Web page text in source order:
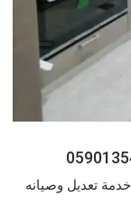
تعديل وصيانه